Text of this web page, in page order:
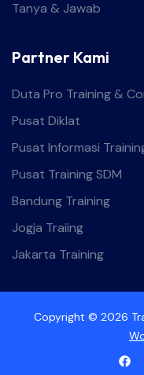
Tanya & Jawab
Partner Kami
Duta Pro Training &
Pusat Diklat
Pusat Informasi
Pusat Training SDM
Bandung Training
Jogja Traiing
Jakarta Training
Copyright © 2026